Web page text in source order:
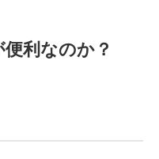
利なのか？